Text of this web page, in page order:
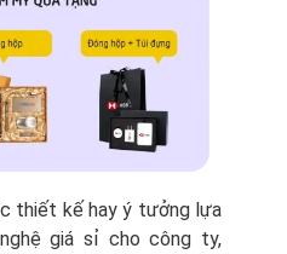
thiết kế hay ý tưởng lựa
giá sỉ cho công ty,